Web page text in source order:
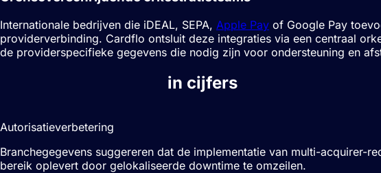
Internationale bedrijven die iDEAL, SEPA, Apple Pay of Google Pay
providerverbinding. Cardflo ontsluit deze integraties via een centraal
de providerspecifieke gegevens die nodig zijn voor ondersteuning en
in cijfers
Autorisatieverbetering
Branchegegevens suggereren dat de implementatie van multi-acquirer-
bereik oplevert door gelokaliseerde downtime te omzeilen.